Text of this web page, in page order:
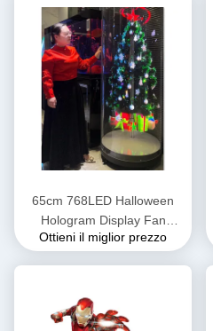
65cm 768LED Halloween
Hologram Display Fan
Projector 4K 3D Hologram
Ottieni il miglior prezzo